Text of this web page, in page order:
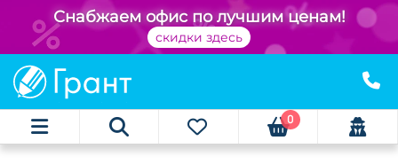
Снабжаем офис по лучшим ценам!
скидки здесь
0